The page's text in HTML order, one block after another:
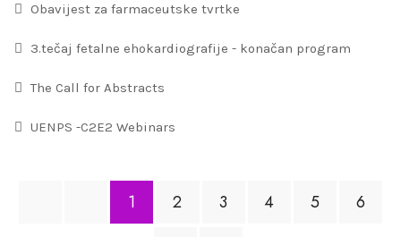
Obavijest za farmaceutske tvrtke
3.tečaj fetalne ehokardiografije - konačan program
The Call for Abstracts
UENPS -C2E2 Webinars
1 2 3 4 5 6